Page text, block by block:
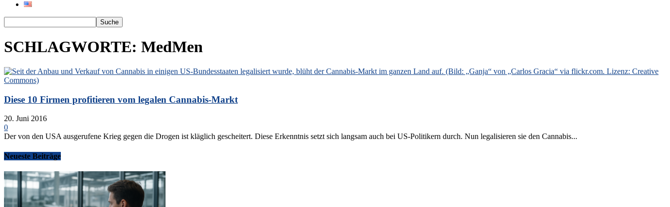
SCHLAGWORTE: MedMen
Diese 10 Firmen profitieren vom legalen Cannabis-Markt
20. Juni 2016
0
Der von den USA ausgerufene Krieg gegen die Drogen ist kläglich gescheitert. Diese Erkenntnis setzt sich langsam auch bei US-Politikern durch. Nun legalisieren sie den Cannabis...
Neueste Beiträge